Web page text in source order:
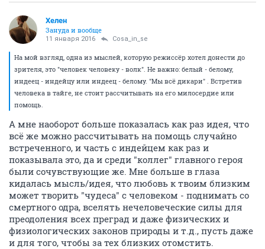
Хелен
Зануда и вообще
11 января 2016 Cosa_in_se
На мой взгляд, одна из мыслей, которую режиссёр хотел донести до
зрителя, это "человек человеку - волк". Не важно: белый - белому,
индеец - индейцу или индеец - белому. "Мы всё дикари" . Встретив
человека в тайге, не стоит рассчитывать на его милосердие или
помощь.
А мне наоборот больше показалась как раз идея, что
всё же можно рассчитывать на помощь случайно
встреченного, и часть с индейцем как раз и
показывала это, да и среди "коллег" главного героя
были сочувствующие же. Мне больше в глаза
кидалась мысль/идея, что любовь к твоим близким
может творить "чудеса" с человеком - поднимать со
смертного одра, вселять нечеловеческие силы для
преодоления всех преград и даже физических и
физиологических законов природы и т.д., пусть даже
и для того, чтобы за тех близких отомстить.